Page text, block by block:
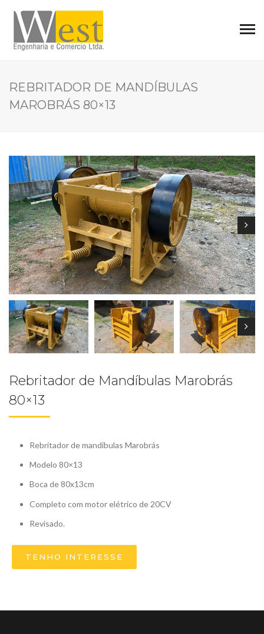
REBRITADOR DE MANDÍBULAS
MAROBRÁS 80×13
Rebritador de Mandíbulas Marobrás
80×13
Rebritador de mandíbulas Marobrás
Modelo 80×13
Boca de 80x13cm
Completo com motor elétrico de 20CV
Revisado.
TENHO INTERESSE